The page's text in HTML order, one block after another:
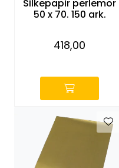
Silkepapir perlemor
50 x 70. 150 ark.
418,00